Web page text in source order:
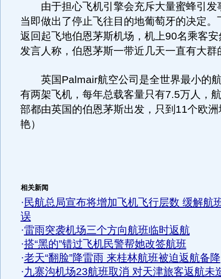
由于担心飞机引擎会充斥大量蜜蜂引发
当即做出了停止飞往目的地葡萄牙的决定。
返回起飞地伯恩茅斯机场，机上90名乘客
发言人称，伯恩茅斯一带近几天一直有大群
英国Palmair航空公司是全世界最小的
有两架飞机，每年总载客量只有7.5万人，
部都由英国的伯恩茅斯出发，只到11个欧
艳）
相关新闻
·民航总局宣布将增加飞机飞行层数 缓解航
误
·雷雨突袭机场三个方向航班临时返航
·搭“黑的”错过飞机民警帮她改签航班
·老天“翻脸”降雷雨 来桂林航班被迫返航备降
·九寨沟机场23航班取消 对天津旅客返航未